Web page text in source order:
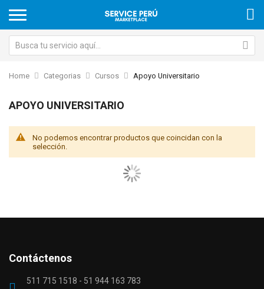
Home Categorias Cursos Apoyo Universitario
APOYO UNIVERSITARIO
No podemos encontrar productos que coincidan con la
selección.
Contáctenos
511 715 1518 - 51 944 163 783